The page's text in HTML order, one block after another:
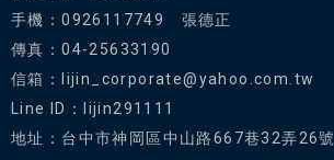
手機：0926117749 張德正
傳真：04-25633190
信箱：lijin_corporate@yahoo.com.tw
Line ID：lijin291111
地址：台中市神岡區中山路667巷32弄26號